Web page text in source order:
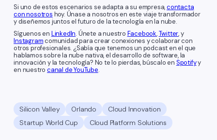
Si uno de estos escenarios se adapta a su empresa,contacta
con nosotros hoy. Únase a nosotros en este viaje transformador
y diseñemos juntos el futuro de la tecnología en la nube.
Síguenos en LinkedIn. Únete a nuestro Facebook,Twitter, y
Instagramcomunidad para crear conexiones y colaborar con
otros profesionales. ¿Sabía que tenemos un podcast en el que
hablamos sobre la nube nativa, el desarrollo de software, la
innovación y la tecnología? No te lo pierdas, búscalo en Spotifyy
en nuestro canal de YouTube.
Silicon Valley Orlando
Cloud Innovation
Startup World Cup
Cloud Platform Solutions